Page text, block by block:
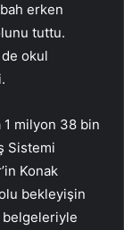
erken
tuttu.
okul
1 milyon 38 bin
Sistemi
Konak
bekleyişin
belgeleriyle